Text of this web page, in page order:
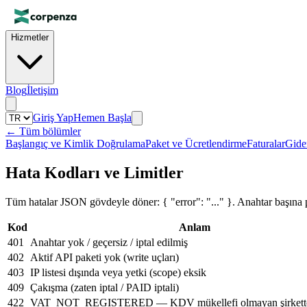
Hizmetler
Blogİletişim
Giriş YapHemen Başla
← Tüm bölümler
Başlangıç ve Kimlik DoğrulamaPaket ve ÜcretlendirmeFaturalar
Hata Kodları ve Limitler
Tüm hatalar JSON gövdeyle döner: { "error": "..." }. Anahtar başına
Kod
Anlam
401
Anahtar yok / geçersiz / iptal edilmiş
402
Aktif API paketi yok (write uçları)
403 IP listesi dışında veya yetki (scope) eksik
409 Çakışma (zaten iptal / PAID iptali)
422 VAT_NOT_REGISTERED — KDV mükellefi olmayan